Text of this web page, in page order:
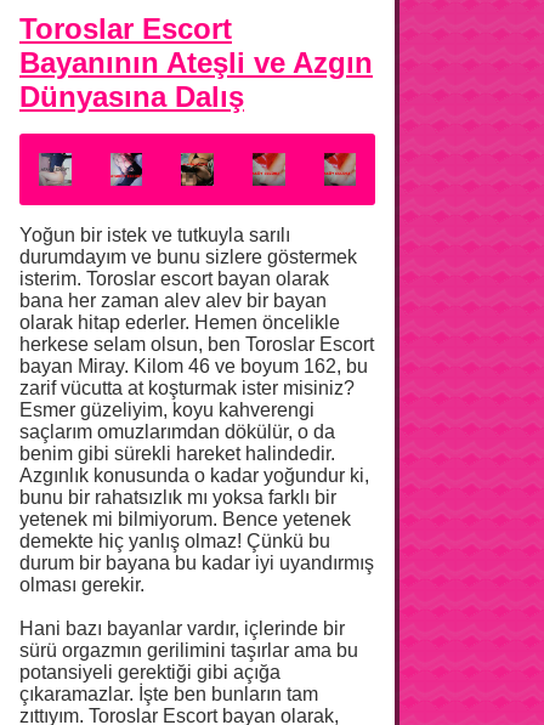
Toroslar Escort
Bayanının Ateşli ve Azgın
Dünyasına Dalış
Yoğun bir istek ve tutkuyla sarılı
durumdayım ve bunu sizlere göstermek
isterim. Toroslar escort bayan olarak
bana her zaman alev alev bir bayan
olarak hitap ederler. Hemen öncelikle
herkese selam olsun, ben Toroslar Escort
bayan Miray. Kilom 46 ve boyum 162, bu
zarif vücutta at koşturmak ister misiniz?
Esmer güzeliyim, koyu kahverengi
saçlarım omuzlarımdan dökülür, o da
benim gibi sürekli hareket halindedir.
Azgınlık konusunda o kadar yoğundur ki,
bunu bir rahatsızlık mı yoksa farklı bir
yetenek mi bilmiyorum. Bence yetenek
demekte hiç yanlış olmaz! Çünkü bu
durum bir bayana bu kadar iyi uyandırmış
olması gerekir.
Hani bazı bayanlar vardır, içlerinde bir
sürü orgazmın gerilimini taşırlar ama bu
potansiyeli gerektiği gibi açığa
çıkaramazlar. İşte ben bunların tam
zıttıyım. Toroslar Escort bayan olarak,